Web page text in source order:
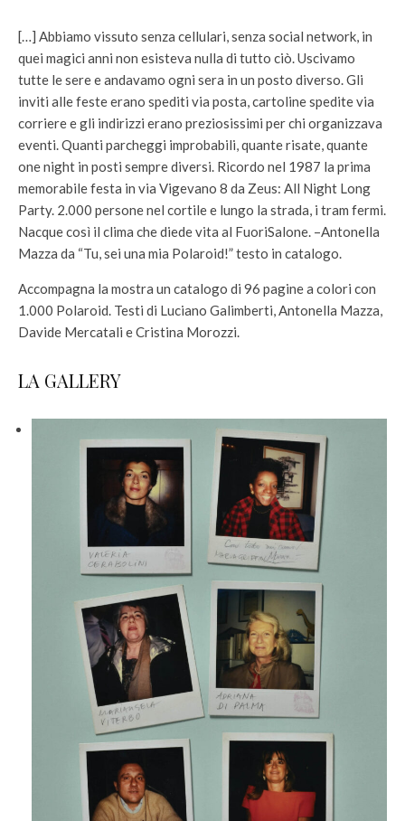
[…] Abbiamo vissuto senza cellulari, senza social network, in
quei magici anni non esisteva nulla di tutto ciò. Uscivamo
tutte le sere e andavamo ogni sera in un posto diverso. Gli
inviti alle feste erano spediti via posta, cartoline spedite via
corriere e gli indirizzi erano preziosissimi per chi organizzava
eventi. Quanti parcheggi improbabili, quante risate, quante
one night in posti sempre diversi. Ricordo nel 1987 la prima
memorabile festa in via Vigevano 8 da Zeus: All Night Long
Party. 2.000 persone nel cortile e lungo la strada, i tram fermi.
Nacque così il clima che diede vita al FuoriSalone. –Antonella
Mazza da “Tu, sei una mia Polaroid!” testo in catalogo.
Accompagna la mostra un catalogo di 96 pagine a colori con
1.000 Polaroid. Testi di Luciano Galimberti, Antonella Mazza,
Davide Mercatali e Cristina Morozzi.
LA GALLERY